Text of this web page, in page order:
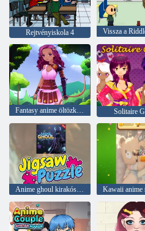
Rejtvényiskola 4
Fantasy anime öltözködés Solitaire
Anime ghoul kirakós rejtvények